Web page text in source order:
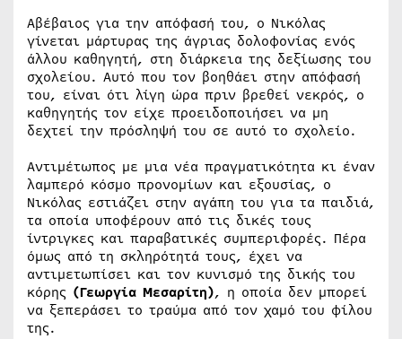
Αβέβαιος για την απόφασή του, ο Νικόλας
γίνεται μάρτυρας της άγριας δολοφονίας ενός
άλλου καθηγητή, στη διάρκεια της δεξίωσης του
σχολείου. Αυτό που τον βοηθάει στην απόφασή
του, είναι ότι λίγη ώρα πριν βρεθεί νεκρός, ο
καθηγητής τον είχε προειδοποιήσει να μη
δεχτεί την πρόσληψή του σε αυτό το σχολείο.
Αντιμέτωπος με μια νέα πραγματικότητα κι έναν
λαμπερό κόσμο προνομίων και εξουσίας, ο
Νικόλας εστιάζει στην αγάπη του για τα παιδιά,
τα οποία υποφέρουν από τις δικές τους
ίντριγκες και παραβατικές συμπεριφορές. Πέρα
όμως από τη σκληρότητά τους, έχει να
αντιμετωπίσει και τον κυνισμό της δικής του
κόρης (Γεωργία Μεσαρίτη), η οποία δεν μπορεί
να ξεπεράσει το τραύμα από τον χαμό του φίλου
της.